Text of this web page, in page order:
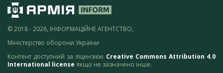
© 2018 - 2026, ІНФОРМАЦІЙНЕ АГЕНТСТВО,
Міністерство оборони України
Контент доступний за ліцензією Creative Commons Attribution 4.0
International license якщо не зазначено інше.